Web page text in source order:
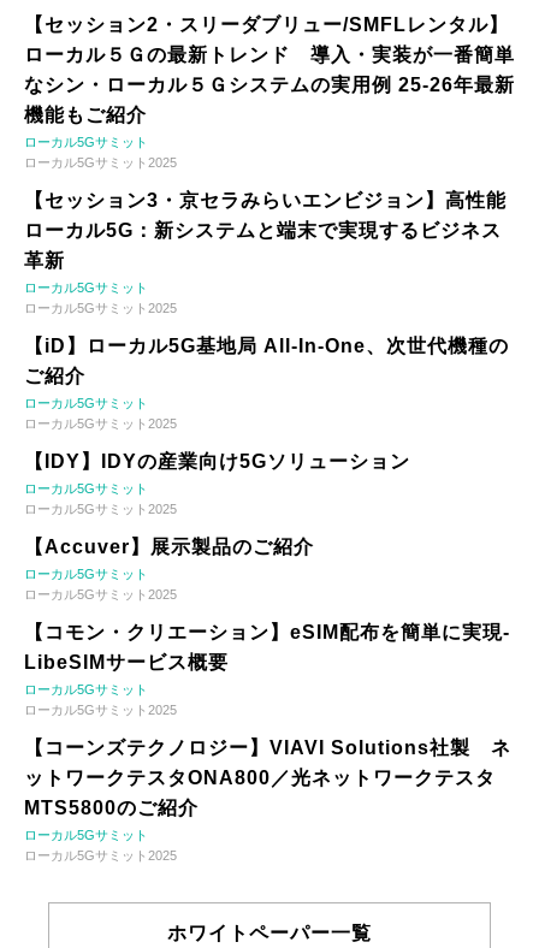
【セッション2・スリーダブリュー/SMFLレンタル】
ローカル５Ｇの最新トレンド 導入・実装が一番簡単
なシン・ローカル５Ｇシステムの実用例 25-26年最新
機能もご紹介
ローカル5Gサミット
ローカル5Gサミット2025
【セッション3・京セラみらいエンビジョン】高性能
ローカル5G：新システムと端末で実現するビジネス
革新
ローカル5Gサミット
ローカル5Gサミット2025
【iD】ローカル5G基地局 All-In-One、次世代機種の
ご紹介
ローカル5Gサミット
ローカル5Gサミット2025
【IDY】IDYの産業向け5Gソリューション
ローカル5Gサミット
ローカル5Gサミット2025
【Accuver】展示製品のご紹介
ローカル5Gサミット
ローカル5Gサミット2025
【コモン・クリエーション】eSIM配布を簡単に実現-
LibeSIMサービス概要
ローカル5Gサミット
ローカル5Gサミット2025
【コーンズテクノロジー】VIAVI Solutions社製 ネ
ットワークテスタONA800／光ネットワークテスタ
MTS5800のご紹介
ローカル5Gサミット
ローカル5Gサミット2025
ホワイトペーパー一覧